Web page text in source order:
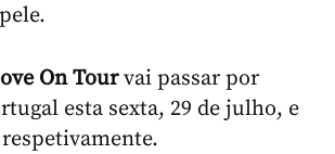
On Tourvai passar por
esta sexta, 29 de julho, e